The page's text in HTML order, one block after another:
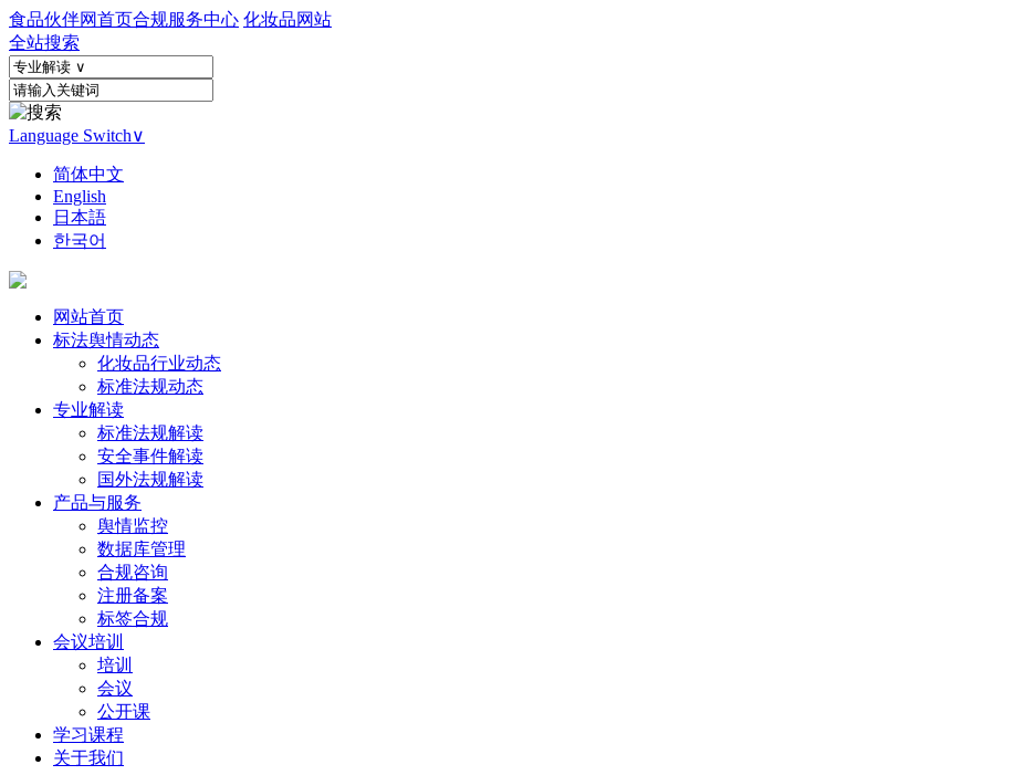
食品伙伴网首页合规服务中心 化妆品网站
全站搜索
Language Switch∨
简体中文
English
日本語
한국어
网站首页
标法舆情动态
化妆品行业动态
标准法规动态
专业解读
标准法规解读
安全事件解读
国外法规解读
产品与服务
舆情监控
数据库管理
合规咨询
注册备案
标签合规
会议培训
培训
会议
公开课
学习课程
关于我们